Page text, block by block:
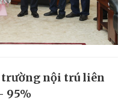
nội trú liên
95%